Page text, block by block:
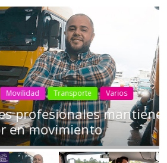
Transporte Varios
mantienen a